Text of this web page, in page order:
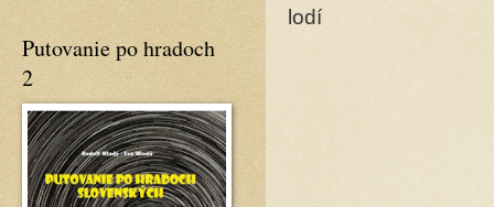
lodí
Putovanie po hradoch
2